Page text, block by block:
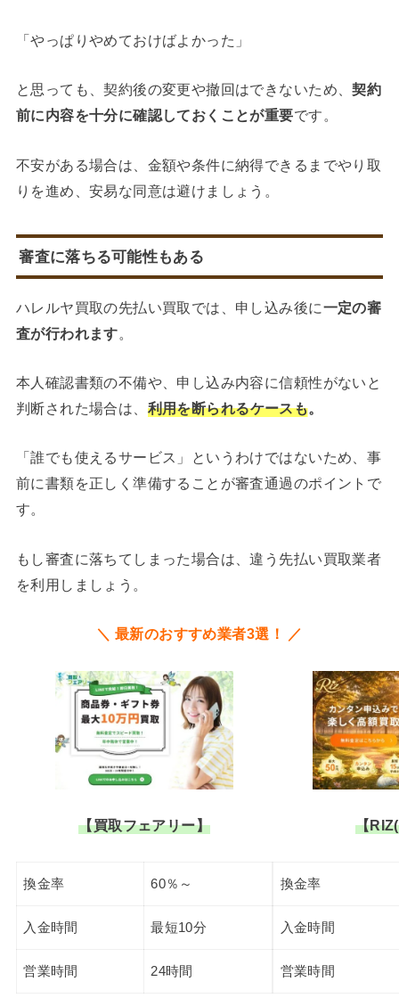
「やっぱりやめておけばよかった」
と思っても、契約後の変更や撤回はできないため、契約
前に内容を十分に確認しておくことが重要です。
不安がある場合は、金額や条件に納得できるまでやり取
りを進め、安易な同意は避けましょう。
審査に落ちる可能性もある
ハレルヤ買取の先払い買取では、申し込み後に一定の審
査が行われます。
本人確認書類の不備や、申し込み内容に信頼性がないと
判断された場合は、 利用を断られるケースも。
「誰でも使えるサービス」というわけではないため、事
前に書類を正しく準備することが審査通過のポイントで
す。
もし審査に落ちてしまった場合は、違う先払い買取業者
を利用しましょう。
＼ 最新のおすすめ業者3選！ ／
【買取フェアリー】
換金率 60％～
入金時間 最短10分
営業時間 24時間
【
換金率
入金時間
営業時間